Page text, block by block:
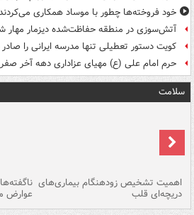
خود فروخته‌ها چطور با موساد همکاری
آتش‌سوزی در منطقه حفاظت‌شده دیزمار مهار
کویت دستور تعطیلی تنها مدرسه ایرانی را صادر
حرم امام علی (ع) مهیای عزاداری دهه آخر
سلامت
اهمیت تشخیص زودهنگام بیماری‌های
دریچه‌ای قلب عوارض